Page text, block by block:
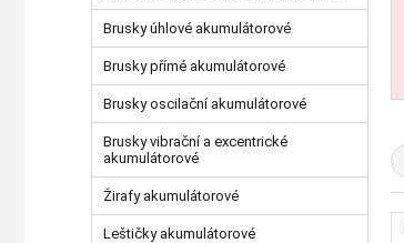
Brusky úhlové akumulátorové
Brusky přímé akumulátorové
Brusky oscilační akumulátorové
Brusky vibrační a excentrické
akumulátorové
Žirafy akumulátorové
Leštičky akumulátorové